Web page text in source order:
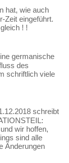
hat, wie auch
Zeit eingeführt.
! !
germanische
des
schriftlich viele
schreibt
wir hoffen,
sind alle
Änderungen